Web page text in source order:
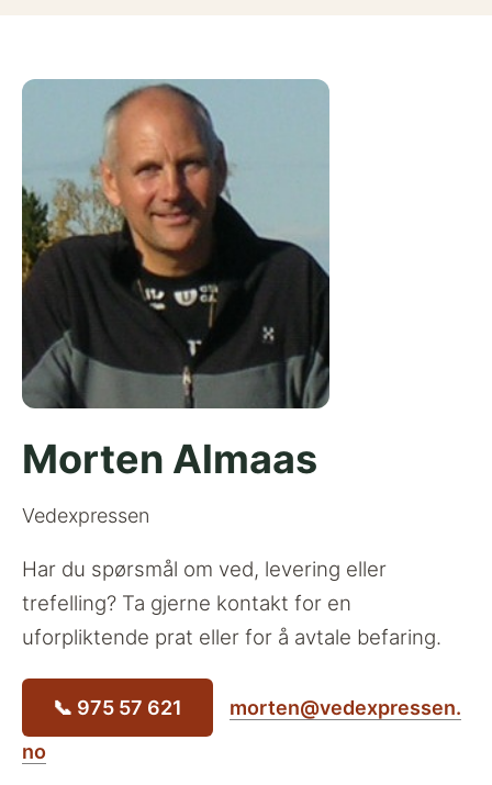
Morten Almaas
Vedexpressen
Har du spørsmål om ved, levering eller
trefelling? Ta gjerne kontakt for en
uforpliktende prat eller for å avtale befaring.
📞 975 57 621
morten@vedexpressen.
no